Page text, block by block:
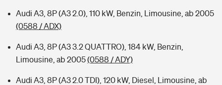
Audi A3, 8P (A3 2.0), 110 kW, Benzin, Limousine, ab 2005
(0588 / ADX)
Audi A3, 8P (A3 3.2 QUATTRO), 184 kW, Benzin,
Limousine, ab 2005(0588 / ADY)
Audi A3, 8P (A3 2.0 TDI), 120 kW, Diesel, Limousine, ab